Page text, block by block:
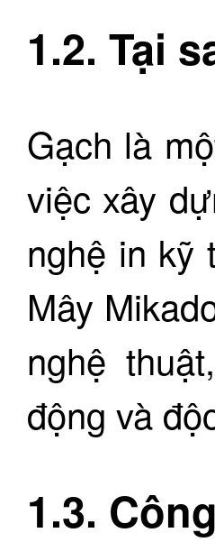
1.2. Tại
Gạch là
việc xây
nghệ in kỹ
Mây
nghệ
động và
1.3.